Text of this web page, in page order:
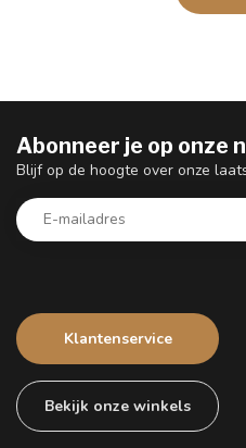
Klantenservice
Bekijk onze winkels
Abonneer je op onze
Blijf op de hoogte over onze